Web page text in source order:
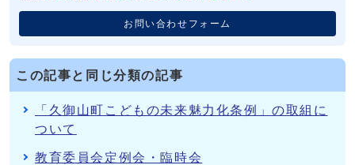
お問い合わせフォーム
この記事と同じ分類の記事
「久御山町こどもの未来魅力化条例」の取組に
ついて
教育委員会定例会・臨時会